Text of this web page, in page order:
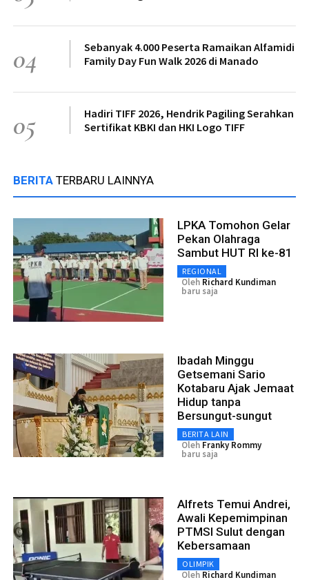
04
Sebanyak 4.000 Peserta Ramaikan Alfamidi
Family Day Fun Walk 2026 di Manado
05
Hadiri TIFF 2026, Hendrik Pagiling Serahkan
Sertifikat KBKI dan HKI Logo TIFF
BERITA TERBARU LAINNYA
LPKA Tomohon Gelar
Pekan Olahraga
Sambut HUT RI ke-81
REGIONAL
Oleh Richard Kundiman
baru saja
Ibadah Minggu
Getsemani Sario
Kotabaru Ajak Jemaat
Hidup tanpa
Bersungut-sungut
BERITA LAIN
Oleh Franky Rommy
baru saja
Alfrets Temui Andrei,
Awali Kepemimpinan
PTMSI Sulut dengan
Kebersamaan
OLIMPIK
Oleh Richard Kundiman